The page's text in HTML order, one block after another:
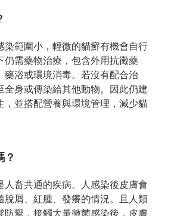
染範圍小，輕微的貓癬有機會自行
仍需藥物治療，包含外用抗黴藥
藥浴或環境消毒。若沒有配合治
全身或傳染給其他動物。因此仍建
，並搭配營養與環境管理，減少貓
？
人畜共通的疾病。人感染後皮膚會
脫屑、紅腫、發癢的情況。且人類
防禦，接觸大量黴菌感染後，皮膚